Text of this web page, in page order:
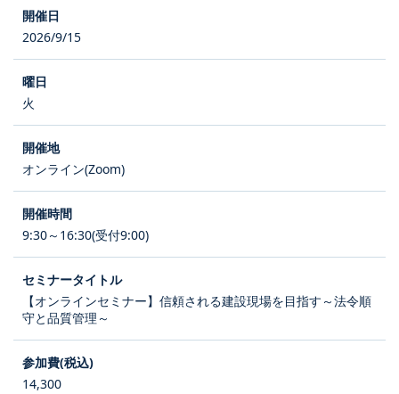
2026/9/15
火
オンライン(Zoom)
9:30～16:30(受付9:00)
【オンラインセミナー】信頼される建設現場を目指す～法令順
守と品質管理～
14,300